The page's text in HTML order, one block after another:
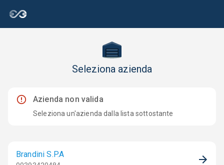
Seleziona azienda
Azienda non valida
Seleziona un'azienda dalla lista sottostante
Brandini S.P.A